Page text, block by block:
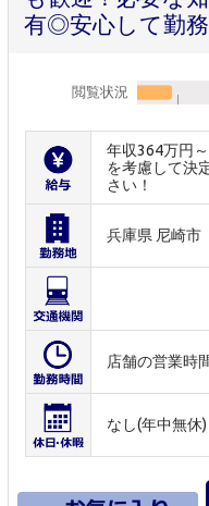
有◎安心して勤
閲覧状況
年収364万円
を考慮して決
さい！
兵庫県 尼崎市
店舗の営業時
なし(年中無休